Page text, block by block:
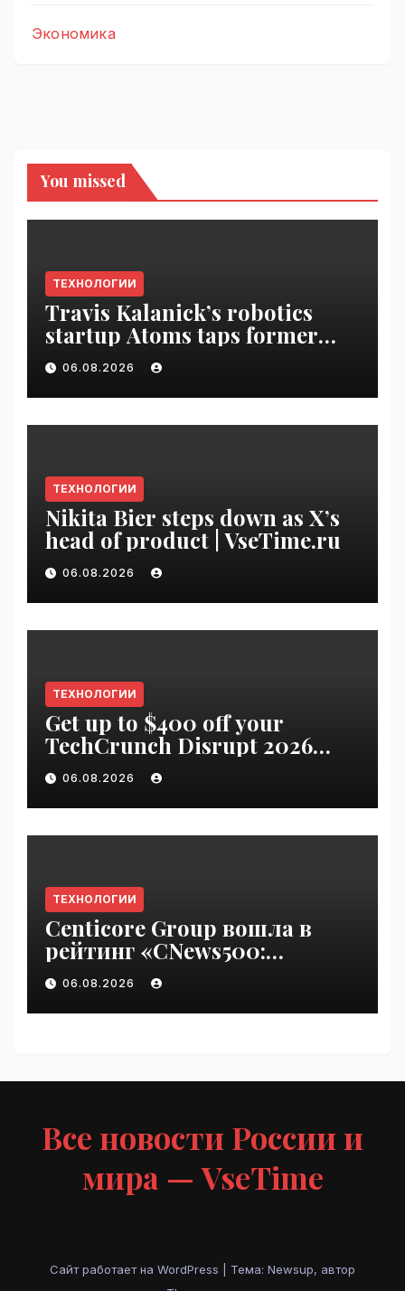
Экономика
You missed
ТЕХНОЛОГИИ
Travis Kalanick’s robotics
startup Atoms taps former
Uber finance chief as CFO |
VseTime.ru
06.08.2026
ТЕХНОЛОГИИ
Nikita Bier steps down as X’s
head of product | VseTime.ru
06.08.2026
ТЕХНОЛОГИИ
Get up to $400 off your
TechCrunch Disrupt 2026
pass until Friday | VseTime.ru
06.08.2026
ТЕХНОЛОГИИ
Centicore Group вошла в
рейтинг «CNews500:
Крупнейшие ИТ-компании
России» | VseTime.ru
06.08.2026
Все новости России и
мира — VseTime
Сайт работает на WordPress
Тема: Newsup, автор